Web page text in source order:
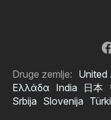
Druge zemlje: United
Ελλάδα India 日本
Srbija Slovenija